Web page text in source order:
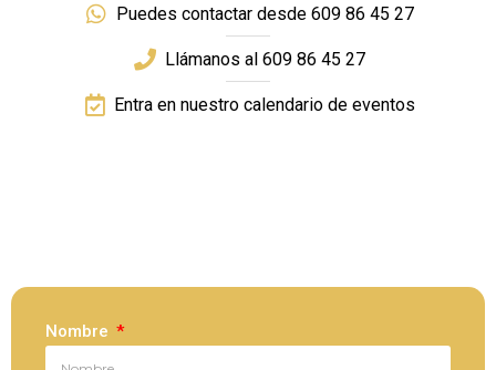
Puedes contactar desde 609 86 45 27
Llámanos al 609 86 45 27
Entra en nuestro calendario de eventos
Nombre